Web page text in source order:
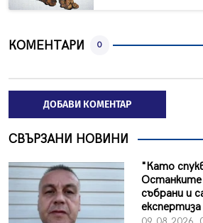
КОМЕНТАРИ 0
ДОБАВИ КОМЕНТАР
СВЪРЗАНИ НОВИНИ
"Като
Останките
събрани и
експертиза